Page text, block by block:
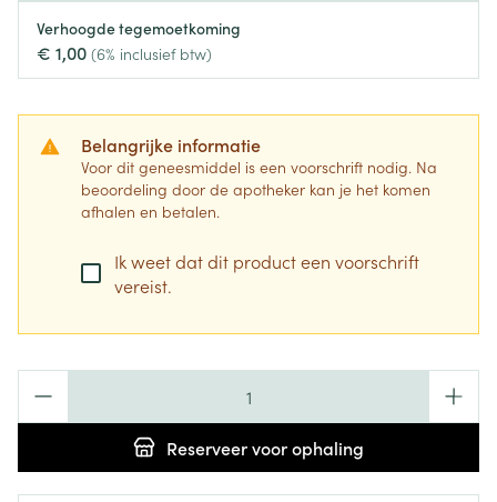
Verhoogde tegemoetkoming
€ 1,00 (6% inclusief btw)
Belangrijke informatie
Voor dit geneesmiddel is een voorschrift nodig. Na
beoordeling door de apotheker kan je het komen
afhalen en betalen.
Ik weet dat dit product een voorschrift
vereist.
Reserveervoor ophaling